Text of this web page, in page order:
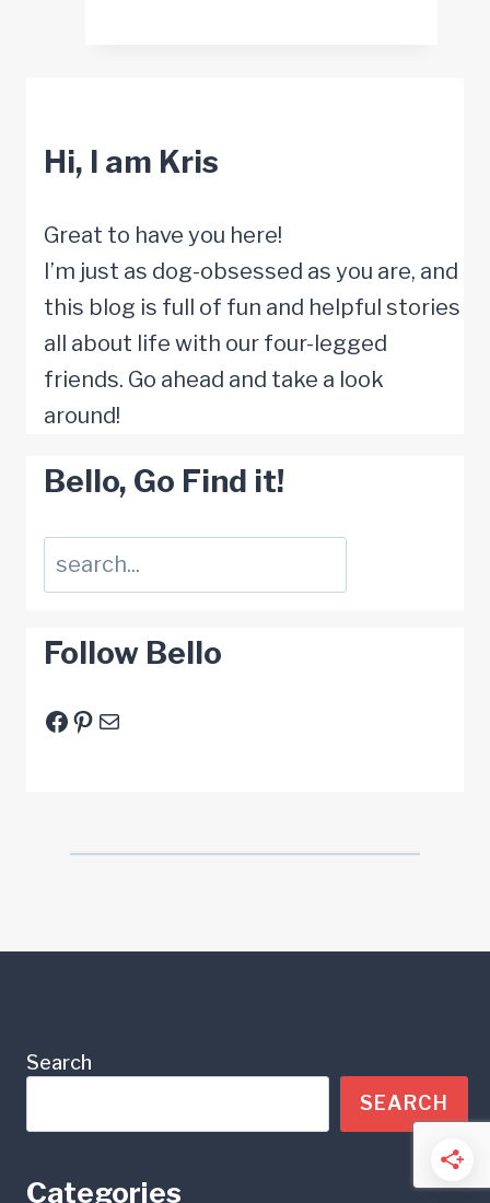
Hi, I am Kris
Great to have you here!
I’m just as dog-obsessed as you are, and
this blog is full of fun and helpful stories
all about life with our four-legged
friends. Go ahead and take a look
around!
Bello, Go Find it!
Suchen
Follow Bello
Facebook
Pinterest
E-Mail
Search
SEARCH
Categories